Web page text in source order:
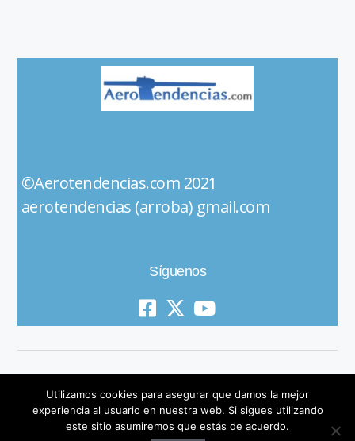
©Aerotendencias.com 2021
aerotendencias (arroba) gmail.com
Síguenos
© 2019 All Rights Reserved
Utilizamos cookies para asegurar que damos la mejor
experiencia al usuario en nuestra web. Si sigues utilizando
este sitio asumiremos que estás de acuerdo.